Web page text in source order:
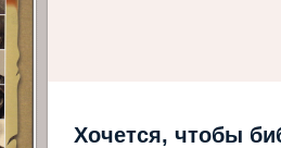
Хочется, чтобы